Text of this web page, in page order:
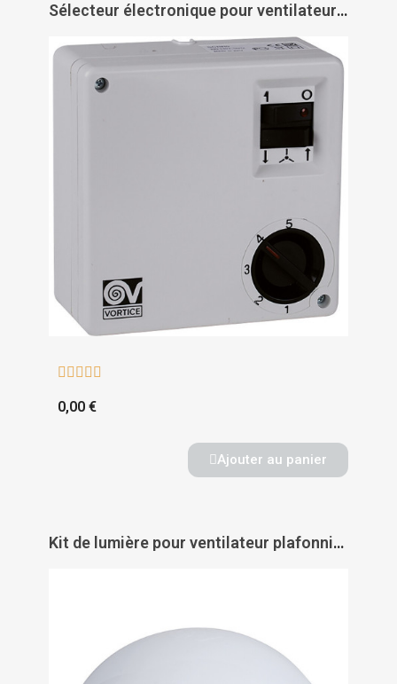
Sélecteur électronique pour ventilateur plafonnier - AXELAIR
    
0,00 €
Ajouter au panier
Kit de lumière pour ventilateur plafonnier Nordik Evolution - AXELAIR